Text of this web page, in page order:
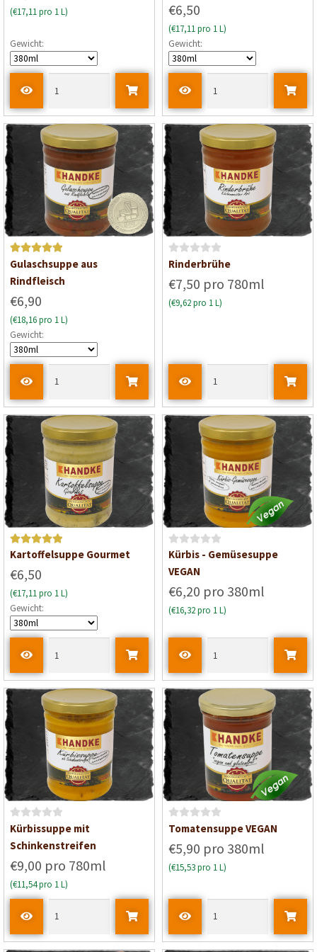
e
t
e
t
t
0
v
o
(€17,11 pro 1 L)
Gewicht:
€6,50
(€17,11 pro 1 L)
Gewicht:
Bewertet mit
5von 5
Gulaschsuppe aus
Rindfleisch
€6,90
(€18,16 pro 1 L)
Gewicht:
B
w
e
t
t
0
v
o
Rinderbrühe
€7,50 pro 780ml
(€9,62 pro 1 L)
Bewertet mit
Kartoffelsuppe Gourmet
€6,50
(€17,11 pro 1 L)
Gewicht:
B
e
e
r
m
i
t
v
n
5
Kürbis - Gemüsesuppe
VEGAN
€6,20 pro 380ml
(€16,32 pro 1 L)
B
e
e
r
t
m
Kürbissuppe mit
Schinkenstreifen
€9,00 pro 780ml
(€11,54 pro 1 L)
B
w
e
t
m
Tomatensuppe VEGAN
€5,90 pro 380ml
(€15,53 pro 1 L)